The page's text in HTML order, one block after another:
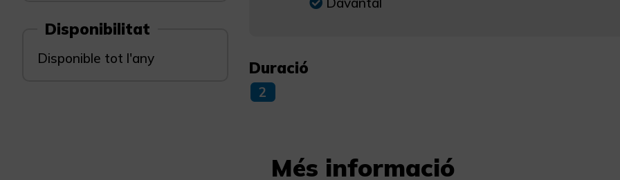
Disponibilitat
Disponible tot l'any Duració
2
Més informació